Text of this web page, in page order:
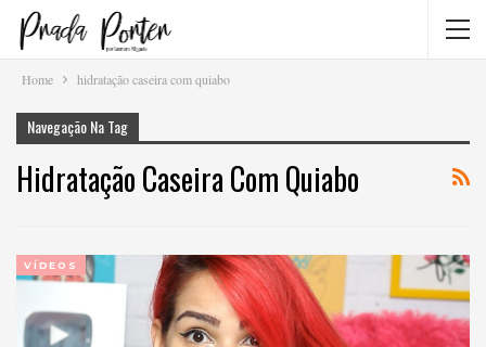
Home hidratação caseira com quiabo
Navegação Na Tag
Hidratação Caseira Com Quiabo
VÍDEOS